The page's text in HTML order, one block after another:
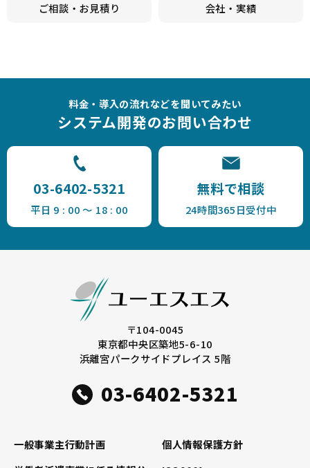
ご相談・お見積り 会社・実績
料金・導入の流れなどを聞いてみたい
システム開発のお問い合わせ
03-6402-5321
平日 9 : 00 ～ 18 : 00
無料で相談
24時間365日受付中
〒104-0045
東京都中央区築地5-6-10
浜離宮パークサイドプレイス 5階
03-6402-5321
一般事業主行動計画
個人情報保護方針